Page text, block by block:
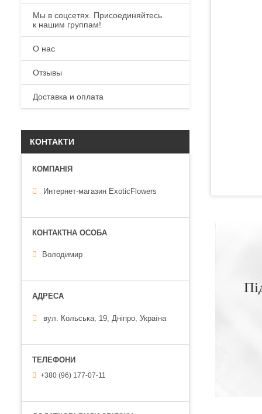
Мы в соцсетях. Присоединяйтесь
к нашим группам!
О нас
Отзывы
Доставка и оплата
КОНТАКТИ
Интернет-магазин ExoticFlowers
Володимир
вул. Кольська, 19, Дніпро, Україна
+380 (96) 177-07-11